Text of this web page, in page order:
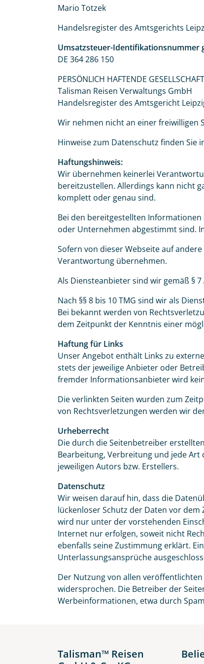
Mario Totzek
Handelsregister des Amtsgerichts
Umsatzsteuer-Identifikationsnummer
DE 364 286 150
PERSÖNLICH HAFTENDE
Talisman Reisen Verwaltungs GmbH
Handelsregister des Amtsgericht
Wir nehmen nicht an einer freiwilligen
Hinweise zum Datenschutz finden Sie
Haftungshinweis:
Wir übernehmen keinerlei
bereitzustellen. Allerdings kann nicht
komplett oder genau sind.
Bei den bereitgestellten
oder Unternehmen abgestimmt sind.
Sofern von dieser Webseite auf
Verantwortung übernehmen.
Als Diensteanbieter sind wir gemäß §
Nach §§ 8 bis 10 TMG sind wir als
Bei bekannt werden von
dem Zeitpunkt der Kenntnis einer
Haftung für Links
Unser Angebot enthält Links zu
stets der jeweilige Anbieter oder
fremder Informationsanbieter wird
Die verlinkten Seiten wurden zum
von Rechtsverletzungen werden wir
Urheberrecht
Die durch die Seitenbetreiber
Bearbeitung, Verbreitung und jede
jeweiligen Autors bzw. Erstellers.
Datenschutz
Wir weisen darauf hin, dass die
lückenloser Schutz der Daten vor
wird nur unter der vorstehenden
Internet nur erfolgen, soweit nicht
ebenfalls seine Zustimmung erklärt.
Unterlassungsansprüche
Der Nutzung von allen
widersprochen. Die Betreiber der
Werbeinformationen, etwa durch
Talisman™ Reisen